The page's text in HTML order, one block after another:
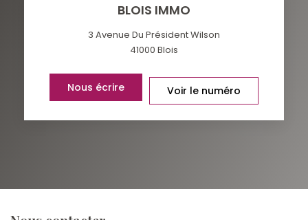
BLOIS IMMO
3 Avenue Du Président Wilson
41000 Blois
Nous écrire Voir le numéro